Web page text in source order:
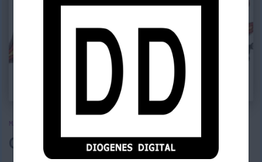
MAGIC THE GATHERING
Glosario: Magic